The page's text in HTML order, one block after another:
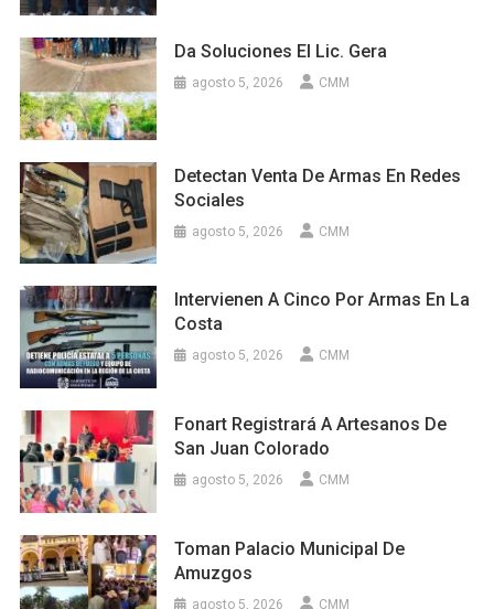
Da Soluciones El Lic. Gera
agosto 5, 2026 CMM
Detectan Venta De Armas En Redes
Sociales
agosto 5, 2026 CMM
Intervienen A Cinco Por Armas En La
Costa
agosto 5, 2026 CMM
Fonart Registrará A Artesanos De
San Juan Colorado
agosto 5, 2026 CMM
Toman Palacio Municipal De
Amuzgos
agosto 5, 2026 CMM